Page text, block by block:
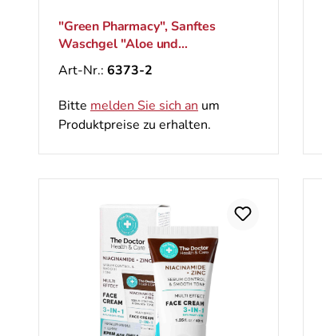
"Green Pharmacy", Sanftes
Waschgel "Aloe und
Leinsamenöl", 270 ml
Art-Nr.: 6373-2
Bitte melden Sie sich an um
Produktpreise zu erhalten.